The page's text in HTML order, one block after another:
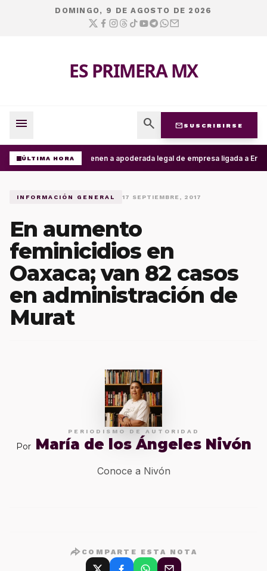
DOMINGO, 9 DE AGOSTO DE 2026
ES PRIMERA MX
menu search mail SUSCRIBIRSE
ÚLTIMA HORA Detienen a apoderada legal de empresa ligada a
INFORMACIÓN GENERAL 17 SEPTIEMBRE, 2017
En aumento
feminicidios en
Oaxaca; van 82 casos
en administración de
Murat
PERIODISMO DE AUTORIDAD
Por María de los Ángeles Nivón
Conoce a Nivón
COMPARTE ESTA NOTA